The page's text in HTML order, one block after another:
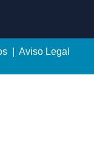
| Aviso Legal